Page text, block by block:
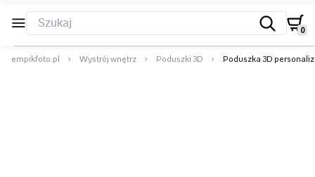
0
empikfoto.pl Wystrój wnętrz Poduszki 3D Poduszka 3D